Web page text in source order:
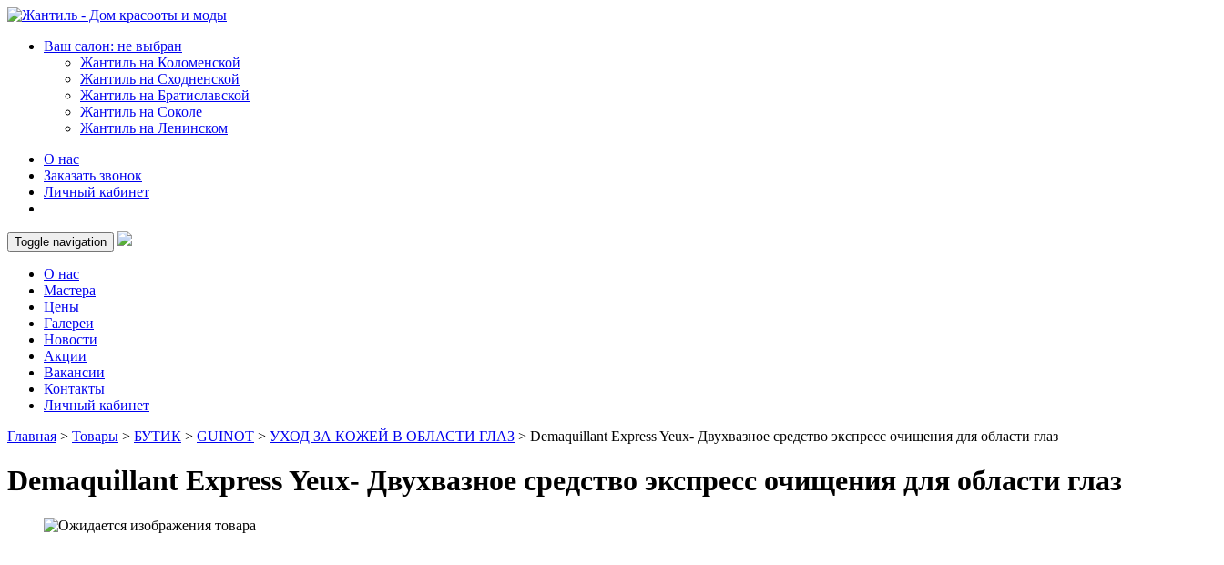
Ваш салон: не выбран
Жантиль на Коломенской
Жантиль на Сходненской
Жантиль на Братиславской
Жантиль на Соколе
Жантиль на Ленинском
О нас
Заказать звонок
Личный кабинет
Toggle navigation
О нас
Мастера
Цены
Галереи
Новости
Акции
Вакансии
Контакты
Личный кабинет
Главная > Товары > БУТИК > GUINOT > УХОД ЗА КОЖЕЙ В ОБЛАСТИ ГЛАЗ > Dеmaquillant Express Yeux- Двухвазное средство экспресс очищения для области глаз
Dеmaquillant Express Yeux- Двухвазное средство экспресс очищения для области глаз